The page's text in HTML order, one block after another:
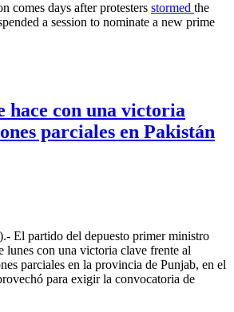
comes days after protesters stormed the
a session to nominate a new prime
hace con una victoria
parciales en Pakistán
El partido del depuesto primer ministro
lunes con una victoria clave frente al
parciales en la provincia de Punjab, en el
para exigir la convocatoria de